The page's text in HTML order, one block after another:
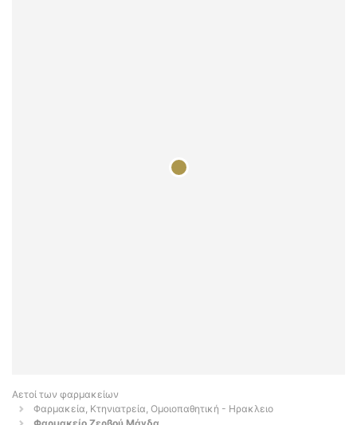
Αετοί των φαρμακείων
Φαρμακεία, Κτηνιατρεία, Ομοιοπαθητική - Ηρακλειο